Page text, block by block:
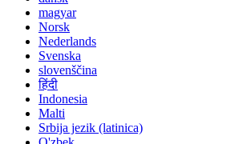
magyar
Norsk
Nederlands
Svenska
slovenščina
हिंदी
Indonesia
Malti
Srbija jezik (latinica)